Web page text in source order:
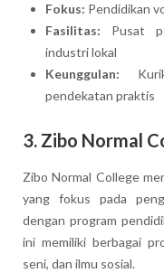
Fokus: Pendidikan
Fasilitas: Pusat
industri lokal
Keunggulan:
pendekatan praktis
3. Zibo Normal
Zibo Normal College
yang fokus pada
dengan program
ini memiliki berbagai
seni, dan ilmu sosial.